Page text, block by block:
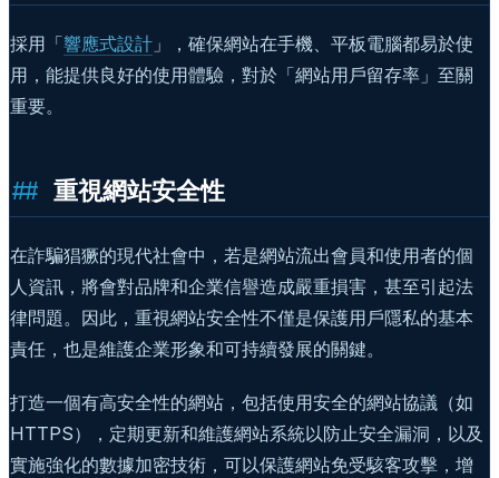
採用「響應式設計 」，確保網站在手機、平板電腦都易於使
用，能提供良好的使用體驗，對於「網站用戶留存率」至關
重要。
重視網站安全性
在詐騙猖獗的現代社會中，若是網站流出會員和使用者的個
人資訊，將會對品牌和企業信譽造成嚴重損害，甚至引起法
律問題。因此，重視網站安全性不僅是保護用戶隱私的基本
責任，也是維護企業形象和可持續發展的關鍵。
打造一個有高安全性的網站，包括使用安全的網站協議（如
HTTPS），定期更新和維護網站系統以防止安全漏洞，以及
實施強化的數據加密技術，可以保護網站免受駭客攻擊，增